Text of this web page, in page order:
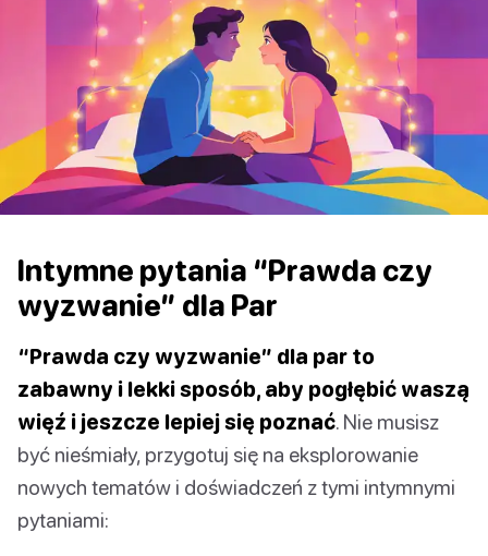
Intymne pytania “Prawda czy
wyzwanie” dla Par
“Prawda czy wyzwanie” dla par to
zabawny i lekki sposób, aby pogłębić waszą
więź i jeszcze lepiej się poznać. Nie musisz
być nieśmiały, przygotuj się na eksplorowanie
nowych tematów i doświadczeń z tymi intymnymi
pytaniami: